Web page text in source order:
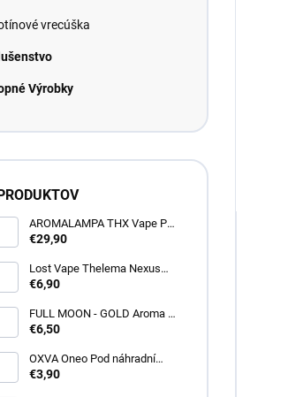
vrecúška
Výrobky
AROMALAMPA THX Vape Pen
1 ml - Zberateľský predmet
€29,90
Lost Vape Thelema Nexus
náhradná cartridge 2ks
€6,90
FULL MOON - GOLD Aroma 10
ml
€6,50
OXVA Oneo Pod náhradní
cartridge
€3,90